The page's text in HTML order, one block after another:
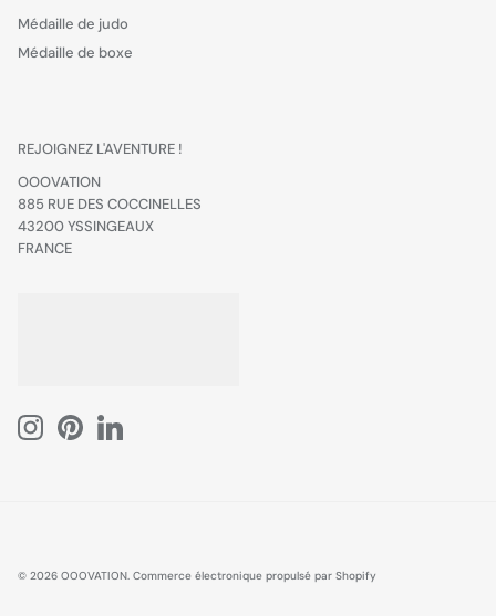
Médaille de judo
Médaille de boxe
REJOIGNEZ L'AVENTURE !
OOOVATION
885 RUE DES COCCINELLES
43200 YSSINGEAUX
FRANCE
© 2026 OOOVATION. Commerce électronique propulsé par Shopify